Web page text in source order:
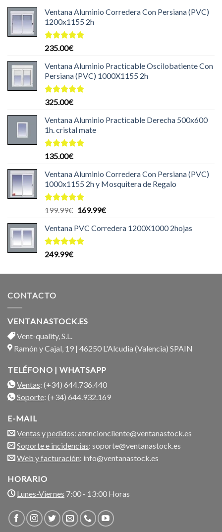
Ventana Aluminio Corredera Con Persiana (PVC)
1200x1155 2h
Valorado
de 5
235.00€
Ventana Aluminio Practicable Oscilobatiente Con
Persiana (PVC) 1000X1155 2h
Valorado
de 5
325.00€
Ventana Aluminio Practicable Derecha 500x600
1h. cristal mate
Valorado
de 5
135.00€
Ventana Aluminio Corredera Con Persiana (PVC)
1000x1155 2h y Mosquitera de Regalo
Valorado
de 5
199.99€ El
original
era:
169.99€El
actual
Ventana PVC Corredera 1200X1000 2hojas
Valorado
249.99€
CONTACTO
VENTANASTOCK.ES
Vent-quality, S.L.
Ramón y Cajal, 19 | 46250 L'Alcudia (Valencia) SPAIN
TELÉFONO | WHATSAPP
Ventas: (+34) 644.736.440
Soporte: (+34) 644.932.169
E-MAIL
Ventas y pedidos: atencioncliente@ventanastock.es
Soporte e incidencias: soporte@ventanastock.es
Web y facturación: info@ventanastock.es
HORARIO
Lunes-Viernes 7:00 - 13:00 Horas